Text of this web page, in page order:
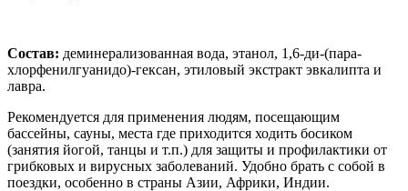
Состав: деминерализованная вода, этанол, 1,6-ди-(пара-
хлорфенилгуанидо)-гексан, этиловый экстракт эвкалипта и
лавра.
Рекомендуется для применения людям, посещающим
бассейны, сауны, места где приходится ходить босиком
(занятия йогой, танцы и т.п.) для защиты и профилактики от
грибковых и вирусных заболеваний. Удобно брать с собой в
поездки, особенно в страны Азии, Африки, Индии.